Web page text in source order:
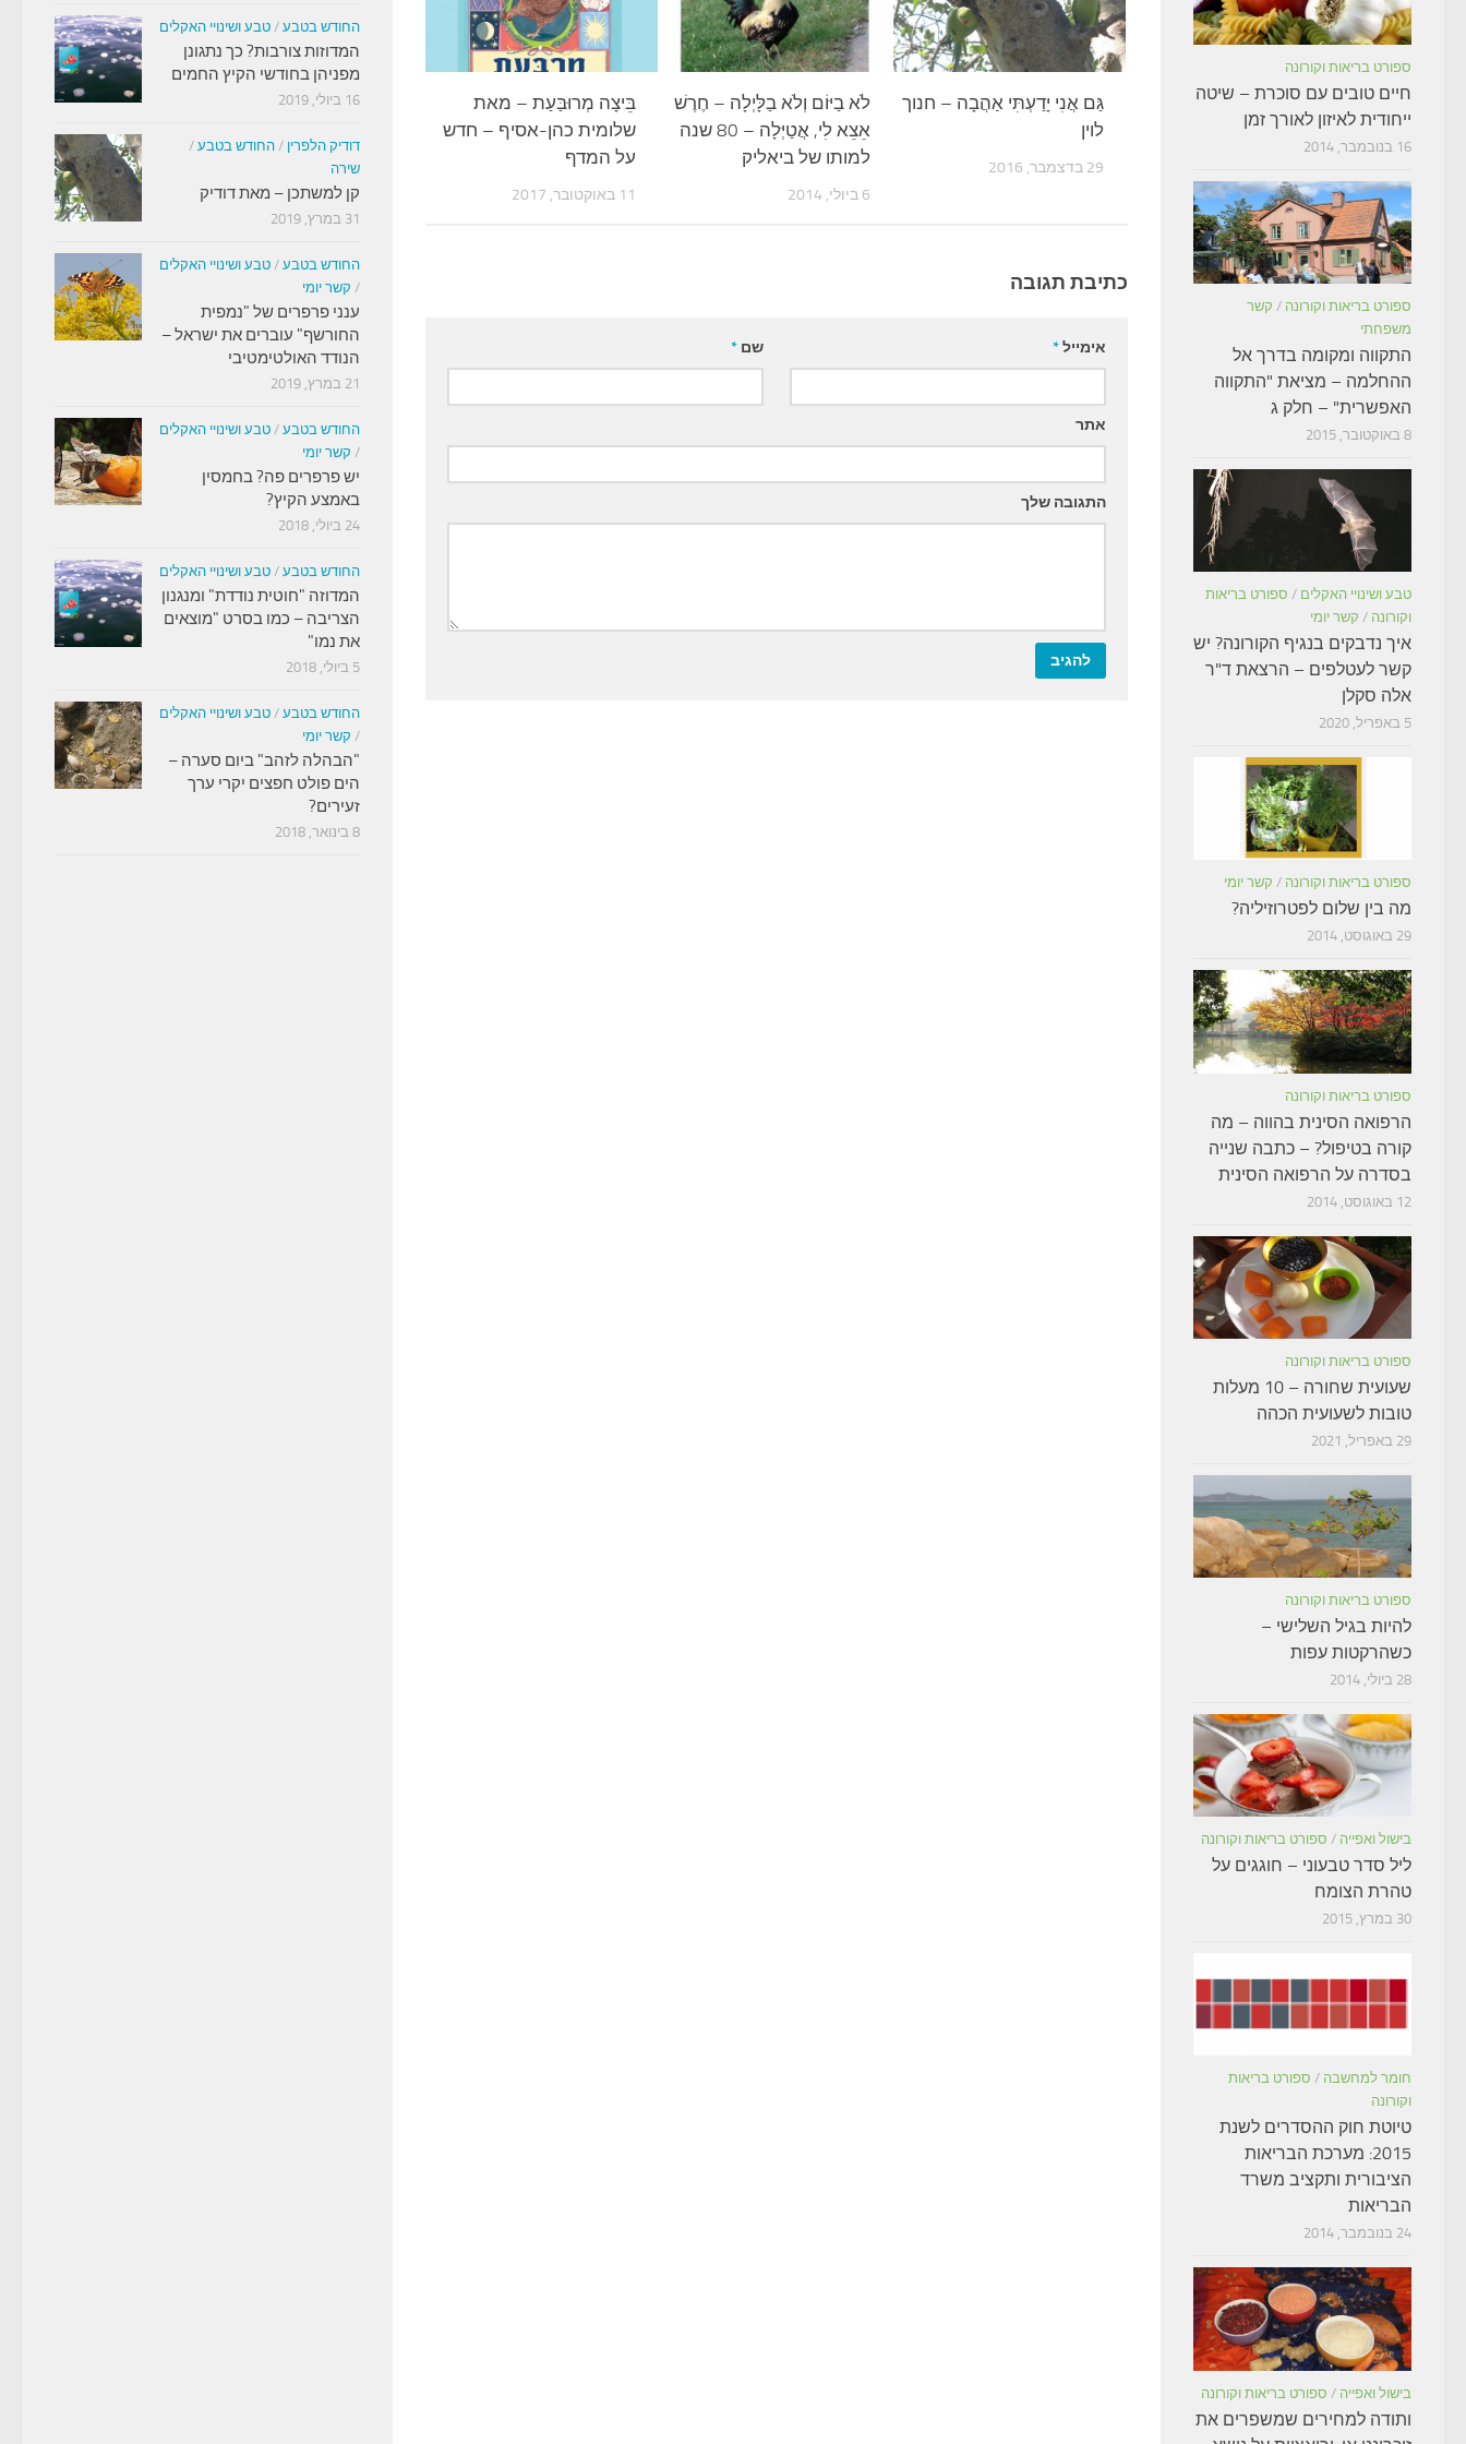
בֵּיצָה מְרוּבַּעַת – מאת
שלומית כהן-אסיף – חדש
על המדף
11 באוקטובר, 2017
לֹא בַיּוֹם וְלֹא בַלָּיְלָה – חֶרֶשׁ
אֵצֵא לִי, אֲטַיְּלָה – 80 שנה
למותו של ביאליק
6 ביולי, 2014
גַּם אֲנִי יָדַעְתִּי אַהֲבָה – חנוך
לוין
29 בדצמבר, 2016
כתיבת תגובה
שם* אימייל*
אתר
התגובה שלך
החודש בטבע / טבע ושינויי האקלים
המדוזות צורבות? כך נתגונן
מפניהן בחודשי הקיץ החמים
16 ביולי, 2019
דודיק הלפרין / החודש בטבע /
שירה
קן למשתכן – מאת דודיק
31 במרץ, 2019
החודש בטבע / טבע ושינויי האקלים
/ קשר יומי
ענני פרפרים של "נמפית
החורשף" עוברים את ישראל –
הנודד האולטימטיבי
21 במרץ, 2019
החודש בטבע / טבע ושינויי האקלים
/ קשר יומי
יש פרפרים פה? בחמסין
באמצע הקיץ?
24 ביולי, 2018
החודש בטבע / טבע ושינויי האקלים
המדוזה "חוטית נודדת" ומנגנון
הצריבה – כמו בסרט "מוצאים
את נמו"
5 ביולי, 2018
החודש בטבע / טבע ושינויי האקלים
/ קשר יומי
"הבהלה לזהב" ביום סערה –
הים פולט חפצים יקרי ערך
זעירים?
8 בינואר, 2018
ספורט בריאות וקורונה
חיים טובים עם סוכרת – שיטה
ייחודית לאיזון לאורך זמן
16 בנובמבר, 2014
ספורט בריאות וקורונה / קשר
משפחתי
התקווה ומקומה בדרך אל
ההחלמה – מציאת "התקווה
האפשרית" – חלק ג
8 באוקטובר, 2015
טבע ושינויי האקלים / ספורט בריאות
וקורונה / קשר יומי
איך נדבקים בנגיף הקורונה? יש
קשר לעטלפים – הרצאת ד"ר
אלה סקלן
5 באפריל, 2020
ספורט בריאות וקורונה / קשר יומי
מה בין שלום לפטרוזיליה?
29 באוגוסט, 2014
ספורט בריאות וקורונה
הרפואה הסינית בהווה – מה
קורה בטיפול? – כתבה שנייה
בסדרה על הרפואה הסינית
12 באוגוסט, 2014
ספורט בריאות וקורונה
שעועית שחורה – 10 מעלות
טובות לשעועית הכהה
29 באפריל, 2021
ספורט בריאות וקורונה
להיות בגיל השלישי –
כשהרקטות עפות
28 ביולי, 2014
בישול ואפייה / ספורט בריאות וקורונה
ליל סדר טבעוני – חוגגים על
טהרת הצומח
30 במרץ, 2015
חומר למחשבה / ספורט בריאות
וקורונה
טיוטת חוק ההסדרים לשנת
2015: מערכת הבריאות
הציבורית ותקציב משרד
הבריאות
24 בנובמבר, 2014
בישול ואפייה / ספורט בריאות וקורונה
ותודה למחירים שמשפרים את